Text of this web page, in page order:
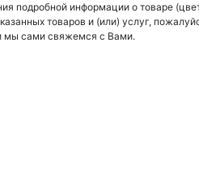
подробной информации о товаре
товаров и (или) услуг,
мы сами свяжемся с Вами.